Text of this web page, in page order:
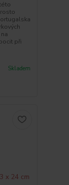
při
Skladem